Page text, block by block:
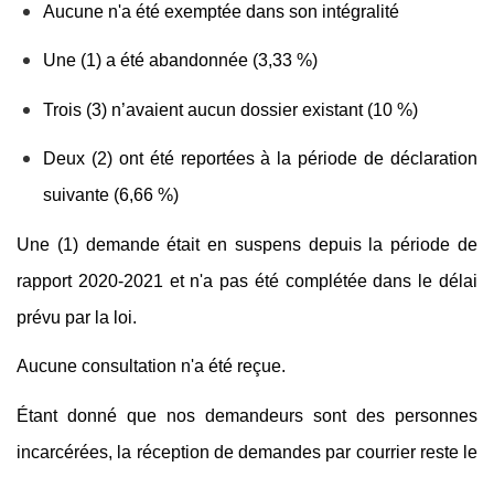
Aucune n'a été exemptée dans son intégralité
Une (1) a été abandonnée (3,33 %)
Trois (3) n’avaient aucun dossier existant (10 %)
Deux (2) ont été reportées à la période de déclaration
suivante (6,66 %)
Une (1) demande était en suspens depuis la période de
rapport 2020-2021 et n'a pas été complétée dans le délai
prévu par la loi.
Aucune consultation n'a été reçue.
Étant donné que nos demandeurs sont des personnes
incarcérées, la réception de demandes par courrier reste le